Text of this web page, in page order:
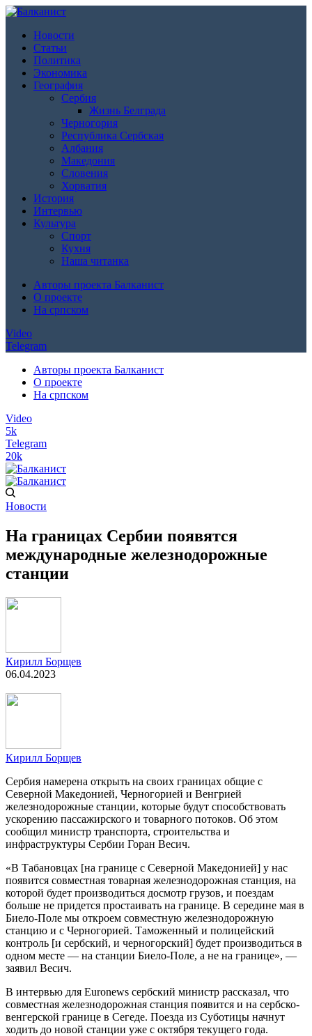
Новости
Статьи
Политика
Экономика
География
Сербия
Жизнь Белграда
Черногория
Республика Сербская
Албания
Македония
Словения
Хорватия
История
Интервью
Культура
Спорт
Кухня
Наша читанка
Авторы проекта Балканист
О проекте
На српском
Video
Telegram
Авторы проекта Балканист
О проекте
На српском
Video
5k
Telegram
20k
Новости
На границах Сербии появятся
международные железнодорожные
станции
Кирилл Борщев
06.04.2023
Кирилл Борщев
Сербия намерена открыть на своих границах общие с
Северной Македонией, Черногорией и Венгрией
железнодорожные станции, которые будут способствовать
ускорению пассажирского и товарного потоков. Об этом
сообщил министр транспорта, строительства и
инфраструктуры Сербии Горан Весич.
«В Табановцах [на границе с Северной Македонией] у нас
появится совместная товарная железнодорожная станция, на
которой будет производиться досмотр грузов, и поездам
больше не придется простаивать на границе. В середине мая в
Биело-Поле мы откроем совместную железнодорожную
станцию и с Черногорией. Таможенный и полицейский
контроль [и сербский, и черногорский] будет производиться в
одном месте — на станции Биело-Поле, а не на границе», —
заявил Весич.
В интервью для Euronews сербский министр рассказал, что
совместная железнодорожная станция появится и на сербско-
венгерской границе в Сегеде. Поезда из Суботицы начнут
ходить до новой станции уже с октября текущего года.